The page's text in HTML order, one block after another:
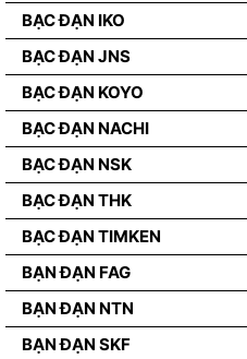
BẠC ĐẠN IKO
BẠC ĐẠN JNS
BẠC ĐẠN KOYO
BẠC ĐẠN NACHI
BẠC ĐẠN NSK
BẠC ĐẠN THK
BẠC ĐẠN TIMKEN
BẠN ĐẠN FAG
BẠN ĐẠN NTN
BẠN ĐẠN SKF